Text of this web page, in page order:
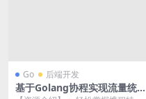
Go 后端开发
基于Golang协程实现流量统